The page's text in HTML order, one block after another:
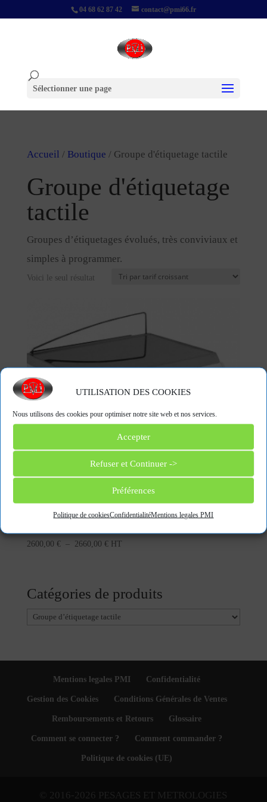
UTILISATION DES COOKIES
Nous utilisons des cookies pour optimiser notre site web et nos services.
Accepter
Refuser et Continuer ->
Préférences
Politique de cookiesConfidentialitéMentions legales PMI
04 68 62 87 42 contact@pmi66.fr
Sélectionner une page
Accueil / Boutique / Groupe d'étiquetage tactile
Groupe d'étiquetage
tactile
Groupes d’étiquetages évolués, très conviviaux et
simples à programmer.
Voici le seul résultat
2600,00 € – 2660,00 €Plage
à
2660,00 €
HT
Catégories de produits
Mentions legales PMI Confidentialité
Gestion des Cookies Conditions Générales de Ventes
Remboursements et Retours Glossaire
Comment se connecter ? Comment commander ?
Politique de cookies (UE)